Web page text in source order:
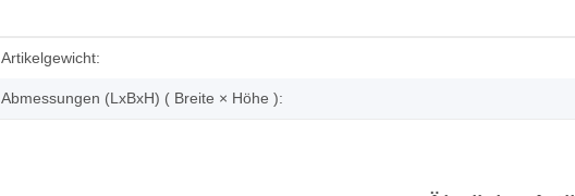
Produkteigenschaft
Wert
Artikelgewicht:
Abmessungen (LxBxH) ( Breite × Höhe ):